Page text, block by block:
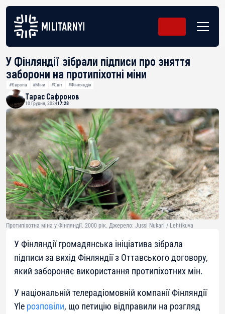
У Фінляндії зібрали підписи про зняття
заборони на протипіхотні міни
#Європа #Міни #Світ #Фінляндія
Тарас Сафронов
10 Грудня, 202417:28
Протипіхотна міна у Фінляндії. 2000 рік. Джерело: Jussi Nukari / Lehtikuva
У Фінляндії громадянська ініціатива зібрала
підписи за вихід Фінляндії з Оттавського договору,
який забороняє використання протипіхотних мін.
У національній телерадіомовній компанії Фінляндії
Yle розповіли, що петицію відправили на розгляд